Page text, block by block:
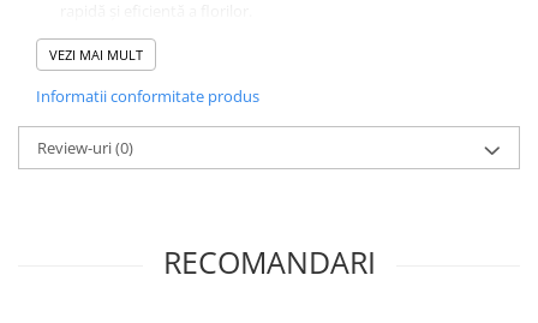
Alege punga din celofan Truly pentru a asigura un transport sigur
și o prezentare frumoasă a florilor tale!
VEZI MAI MULT
Informatii conformitate produs
Review-uri(0)
RECOMANDARI